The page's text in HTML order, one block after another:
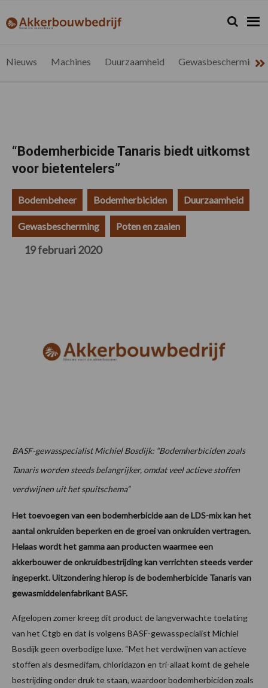
de
de
de
de
akkerbouwbedrijf.be
Nieuws
Zoeken...
Zoek
Nieuws Machines Duurzaamheid Gewasbescherming
“Bodemherbicide Tanaris biedt uitkomst
voor bietentelers”
Bodembeheer Bodemherbiciden Duurzaamheid
Gewasbescherming Poten en zaaien
19 februari 2020
BASF-gewasspecialist Michiel Bosdijk: “Bodemherbiciden zoals
Tanaris worden steeds belangrijker, omdat veel actieve stoffen
verdwijnen uit het spuitschema”
Het toevoegen van een bodemherbicide aan de LDS-mix kan het
aantal onkruiden beperken en de groei van onkruiden vertragen.
Helaas wordt het gamma aan producten waarmee een
akkerbouwer de onkruidbestrijding kan verrichten steeds verder
ingeperkt. Uitzondering hierop is de bodemherbicide Tanaris van
gewasmiddelenfabrikant BASF.
Afgelopen zomer kreeg dit product de langverwachte toelating
van het Ctgb en dat is volgens BASF-gewasspecialist Michiel
Bosdijk geen overbodige luxe. “Met het verdwijnen van actieve
stoffen als desmedifam, chloridazon en tri-allaat komt de gehele
bestrijding onder druk te staan, waardoor bodemherbiciden zoals